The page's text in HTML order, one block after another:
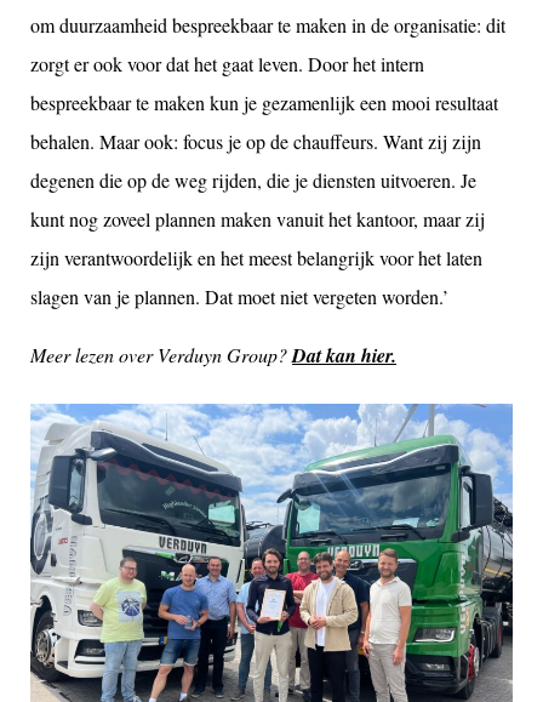
om duurzaamheid bespreekbaar te maken in de organisatie: dit
zorgt er ook voor dat het gaat leven. Door het intern
bespreekbaar te maken kun je gezamenlijk een mooi resultaat
behalen. Maar ook: focus je op de chauffeurs. Want zij zijn
degenen die op de weg rijden, die je diensten uitvoeren. Je
kunt nog zoveel plannen maken vanuit het kantoor, maar zij
zijn verantwoordelijk en het meest belangrijk voor het laten
slagen van je plannen. Dat moet niet vergeten worden.’
Meer lezen over Verduyn Group?Dat kan hier.